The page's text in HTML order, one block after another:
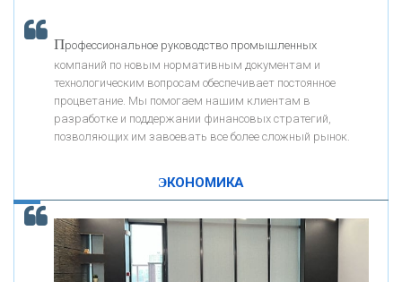
«ПРЕСС-СЛУЖБА ВТБ24»
«АВТОГРАДБАНК»
ОНАС
КОНТАКТЫ
К ак Система быстрых платежей за пять лет
Профессиональное руководство промышленных
компаний по новым нормативным документам и
технологическим вопросам обеспечивает постоянное
процветание. Мы помогаем нашим клиентам в
разработке и поддержании финансовых стратегий,
позволяющих им завоевать все более сложный рынок.
ЭКОНОМИКА